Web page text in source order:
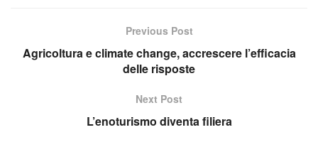
Previous Post
Agricoltura e climate change, accrescere l’efficacia
delle risposte
Next Post
L’enoturismo diventa filiera